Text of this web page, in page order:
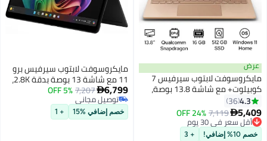
عرض
مايكروسوفت لابتوب سيرفيس 7
كوبيلوت+ مع شاشة 13.8 بوصة،
هوم
4.3
36
5,409
7,119
24% OFF
أقل سعر في 30 يوم
أقل سعر في 30 يوم
خصم 10% إضافي! + 3
مايكروسوفت لابتوب سيرفيس برو
11 مع شاشة 13 بوصة بدقة 2.8K،
رام/512 جيجابايت SSD/رسومات
إنتل آرك/ويندوز 11 برو إنجليزي/
عربي أسود
6,799
7,207
5% OFF
توصيل مجاني
توصيل مجاني
خصم إضافي %15 + 1